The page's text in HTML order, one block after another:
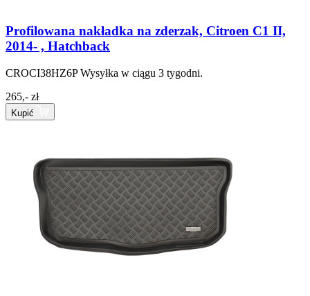
Profilowana nakładka na zderzak, Citroen C1 II,
2014- , Hatchback
CROCI38HZ6P Wysyłka w ciągu 3 tygodni.
265,- zł
Kupić